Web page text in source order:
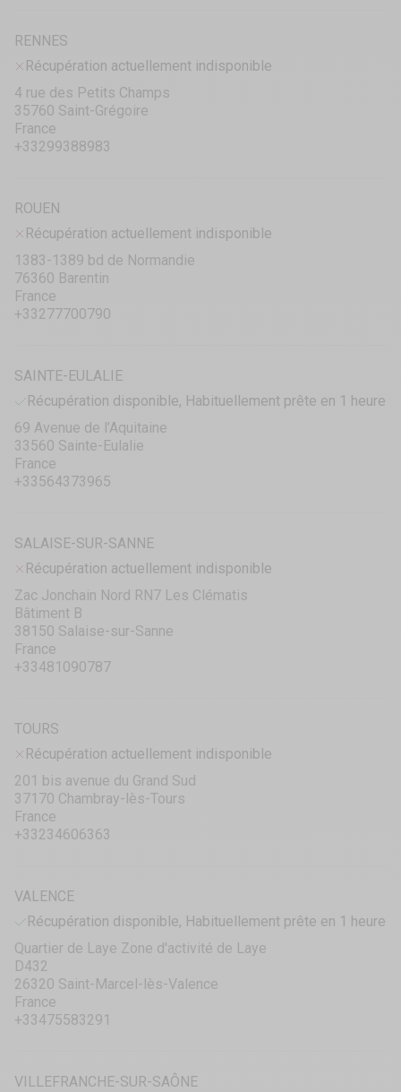
RENNES
Récupération actuellement indisponible
4 rue des Petits Champs
35760 Saint-Grégoire
France
+33299388983
ROUEN
Récupération actuellement indisponible
1383-1389 bd de Normandie
76360 Barentin
France
+33277700790
SAINTE-EULALIE
Récupération disponible, Habituellement prête en 1 heure
69 Avenue de l’Aquitaine
33560 Sainte-Eulalie
France
+33564373965
SALAISE-SUR-SANNE
Récupération actuellement indisponible
Zac Jonchain Nord RN7 Les Clématis
Bâtiment B
38150 Salaise-sur-Sanne
France
+33481090787
TOURS
Récupération actuellement indisponible
201 bis avenue du Grand Sud
37170 Chambray-lès-Tours
France
+33234606363
VALENCE
Récupération disponible, Habituellement prête en 1 heure
Quartier de Laye Zone d'activité de Laye
D432
26320 Saint-Marcel-lès-Valence
France
+33475583291
VILLEFRANCHE-SUR-SAÔNE